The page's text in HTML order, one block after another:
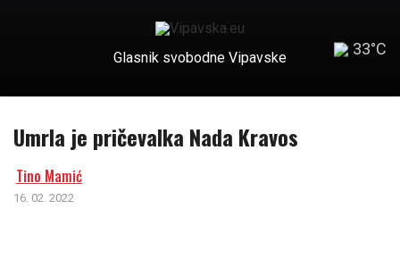
Glasnik svobodne Vipavske 33°C
Umrla je pričevalka Nada Kravos
Tino Mamić
16. 02. 2022